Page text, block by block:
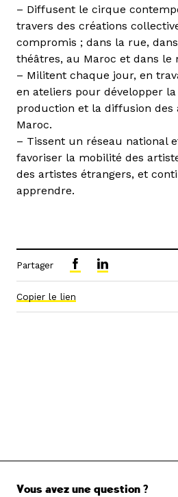
– Diffusent le cirque
travers des créations
compromis ; dans la rue,
théâtres, au Maroc et dans le
– Militent chaque jour, en
en ateliers pour développer
production et la diffusion des
Maroc.
– Tissent un réseau national
favoriser la mobilité des
des artistes étrangers, et
apprendre.
Partager
Copier le lien
Vous avez une question ?